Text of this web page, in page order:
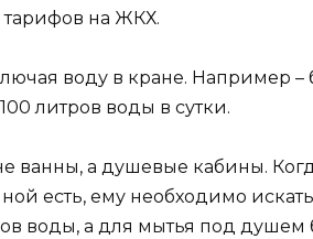
тарифов на ЖКХ.
воду в кране. Например –
литров воды в сутки.
ванны, а душевые кабины.
есть, ему необходимо
воды, а для мытья под душем